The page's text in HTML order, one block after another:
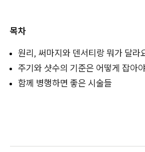
목차
원리, 써마지와 덴서티랑 뭐가 달라
주기와 샷수의 기준은 어떻게 잡아
함께 병행하면 좋은 시술들